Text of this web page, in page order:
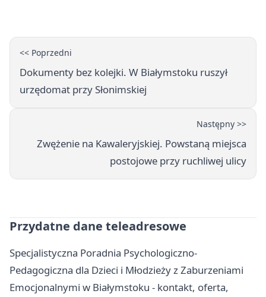
<< Poprzedni
Dokumenty bez kolejki. W Białymstoku ruszył
urzędomat przy Słonimskiej
Następny >>
Zwężenie na Kawaleryjskiej. Powstaną miejsca
postojowe przy ruchliwej ulicy
Przydatne dane teleadresowe
Specjalistyczna Poradnia Psychologiczno-
Pedagogiczna dla Dzieci i Młodzieży z Zaburzeniami
Emocjonalnymi w Białymstoku - kontakt, oferta,